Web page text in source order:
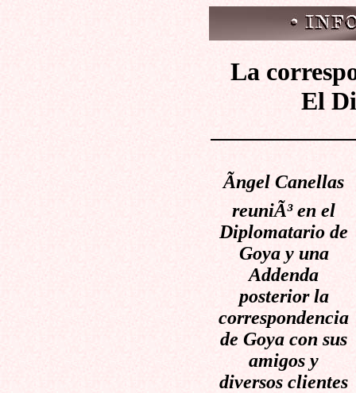
La
El
Ãngel Canellas
reuniÃ³ en el
Diplomatario de
Goya y una
Addenda
posterior la
correspondencia
de Goya con sus
amigos y
diversos clientes